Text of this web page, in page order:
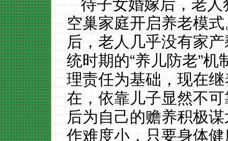
待子女婚嫁后，老
空巢家庭开启养老模
后，老人几乎没有家
统时期的“养儿防老”
理责任为基础，现在
在，依靠儿子显然不
后为自己的赡养积极
作难度小，只要身体